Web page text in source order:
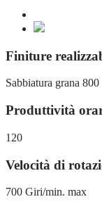
Finiture
Sabbiatura grana 800
Produttività
120
Velocità di
700 Giri/min. max